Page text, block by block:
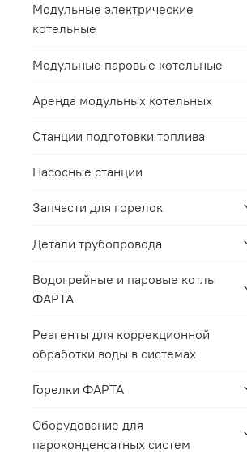
Модульные электрические
котельные
Модульные паровые котельные
Аренда модульных котельных
Станции подготовки топлива
Насосные станции
Запчасти для горелок
Детали трубопровода
Водогрейные и паровые котлы
ФАРТА
Реагенты для коррекционной
обработки воды в системах
Горелки ФАРТА
Оборудование для
пароконденсатных систем